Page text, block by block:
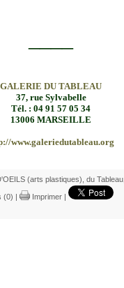
GALERIE DU TABLEAU
37, rue Sylvabelle
Tél. : 04 91 57 05 34
13006 MARSEILLE
www.galeriedutableau.org
(arts plastiques) du Tableau
(0) | Imprimer |